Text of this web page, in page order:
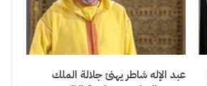
عبد الإله شاطر يهنئ جلالة الملك